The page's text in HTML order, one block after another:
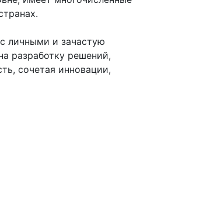
личными и зачастую
разработку решений,
сочетая инновации,